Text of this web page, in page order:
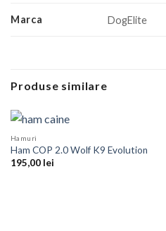
Marca DogElite
Produse similare
Hamuri
Ham COP 2.0 Wolf K9 Evolution
195,00 lei